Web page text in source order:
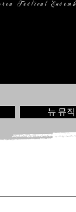
뉴 뮤직